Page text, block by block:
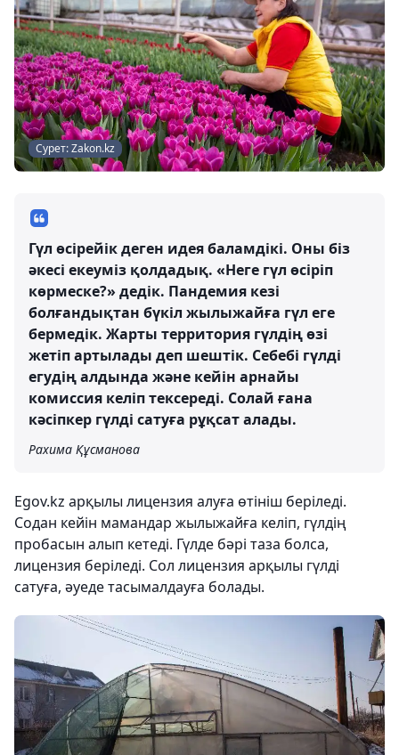
Сурет: Zakon.kz
Гүл өсірейік деген идея баламдікі. Оны біз
әкесі екеуміз қолдадық. «Неге гүл өсіріп
көрмеске?» дедік. Пандемия кезі
болғандықтан бүкіл жылыжайға гүл еге
бермедік. Жарты территория гүлдің өзі
жетіп артылады деп шештік. Себебі гүлді
егудің алдында және кейін арнайы
комиссия келіп тексереді. Солай ғана
кәсіпкер гүлді сатуға рұқсат алады.
Рахима Құсманова
Egov.kz арқылы лицензия алуға өтініш беріледі.
Содан кейін мамандар жылыжайға келіп, гүлдің
пробасын алып кетеді. Гүлде бәрі таза болса,
лицензия беріледі. Сол лицензия арқылы гүлді
сатуға, әуеде тасымалдауға болады.